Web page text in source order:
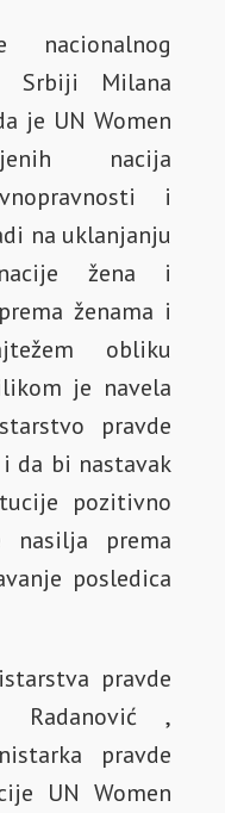
nacionalnog
Srbiji Milana
je UN Women
nacija
i
na uklanjanju
žena i
ženama i
obliku
je navela
pravde
da bi nastavak
pozitivno
nasilja prema
posledica
pravde
Radanović ,
pravde
UN Women